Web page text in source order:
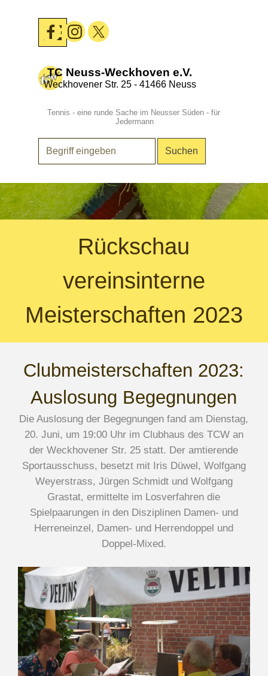
Menü überspringen
TC Neuss-Weckhoven e.V.
Weckhovener Str. 25 - 41466 Neuss
Tennis - eine runde Sache im Neusser Süden - für
Jedermann
Suchen
Rückschau
vereinsinterne
Meisterschaften 2023
Clubmeisterschaften 2023:
Auslosung Begegnungen
Die Auslosung der Begegnungen fand am Dienstag,
20. Juni, um 19:00 Uhr im Clubhaus des TCW an
der Weckhovener Str. 25 statt. Der amtierende
Sportausschuss, besetzt mit Iris Düwel, Wolfgang
Weyerstrass, Jürgen Schmidt und Wolfgang
Grastat, ermittelte im Losverfahren die
Spielpaarungen in den Disziplinen Damen- und
Herreneinzel, Damen- und Herrendoppel und
Doppel-Mixed.